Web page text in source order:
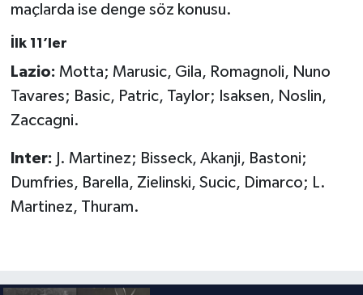
maçlarda ise denge söz konusu.
İlk 11’ler
Lazio: Motta; Marusic, Gila, Romagnoli, Nuno
Tavares; Basic, Patric, Taylor; Isaksen, Noslin,
Zaccagni.
Inter: J. Martinez; Bisseck, Akanji, Bastoni;
Dumfries, Barella, Zielinski, Sucic, Dimarco; L.
Martinez, Thuram.
Su Sporları
Futbolcular